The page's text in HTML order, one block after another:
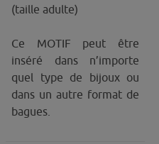
(taille adulte)
Ce MOTIF peut être
inséré dans n’importe
quel type de bijoux ou
dans un autre format de
bagues.